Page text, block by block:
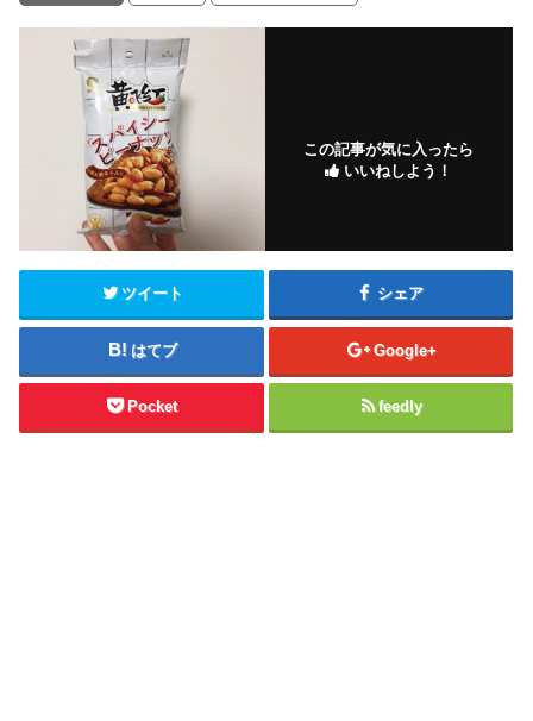
この記事が気に入ったら
いいねしよう！
ツイート シェア
はてブ Google+
Pocket feedly